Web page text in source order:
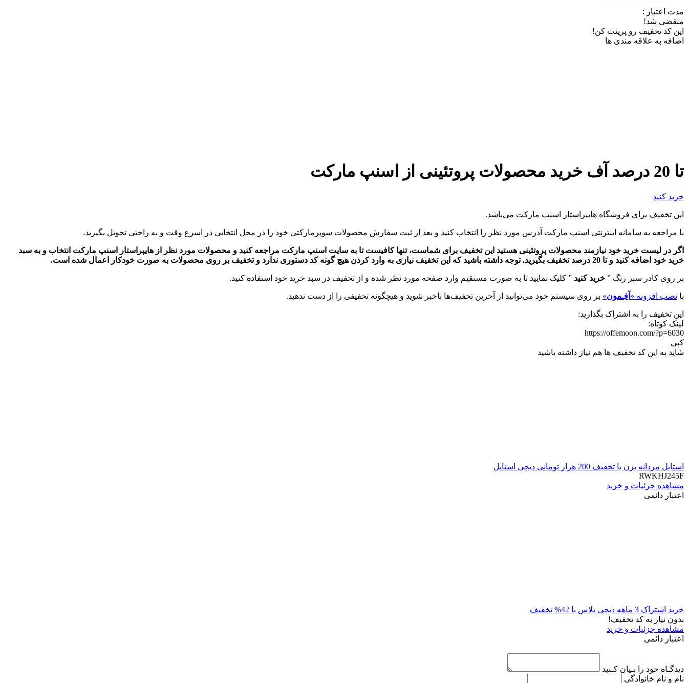
مدت اعتبار :
منقضی شد!
این کد تخفیف رو پرینت کن!
اضافه به علاقه مندی ها
تا 20 درصد آف خرید محصولات پروتئینی از اسنپ مارکت
خرید کنید
این تخفیف برای فروشگاه هایپراستار اسنپ مارکت می‌باشد.
با مراجعه به سامانه اینترنتی اسنپ مارکت آدرس مورد نظر را انتخاب کنید و بعد از ثبت سفارش محصولات سوپرمارکتی خود را در محل انتخابی در اسرع وقت و به راحتی تحویل بگیرید.
اگر در لیست خرید خود نیازمند محصولات پروتئینی هستید این تخفیف برای شماست، تنها کافیست تا به سایت اسنپ مارکت مراجعه کنید و محصولات مورد نظر از هایپراستار اسنپ مارکت انتخاب و به سبد
خرید خود اضافه کنید و تا 20 درصد تخفیف بگیرید. توجه داشته باشید که این تخفیف نیازی به وارد کردن هیچ گونه کد دستوری ندارد و تخفیف بر روی محصولات به صورت خودکار اعمال شده است.
بر روی کادر سبز رنگ ” خرید کنید ” کلیک نمایید تا به صورت مستقیم وارد صفحه مورد نظر شده و از تخفیف در سبد خرید خود استفاده کنید.
با نصب افزونه « آفِـمون» بر روی سیستم خود می‌توانید از آخرین تخفیف‌ها باخبر شوید و هیچگونه تخفیفی را از دست ندهید.
این تخفیف را به اشتراک بگذارید:
لینک کوتاه:
https://offemoon.com/?p=6030
کپی
شاید به این کد تخفیف ها هم نیاز داشته باشید
استایل مردانه بزن با تخفیف 200 هزار تومانی دیجی استایل
RWKHJ245F
مشاهده جزئیات و خرید
اعتبار دائمی
خرید اشتراک 3 ماهه دیجی پلاس با 42% تخفیف
بدون نیاز به کد تخفیف!
مشاهده جزئیات و خرید
اعتبار دائمی
دیدگـاه خود را بـیان کـنید
نام و نام خانوادگی